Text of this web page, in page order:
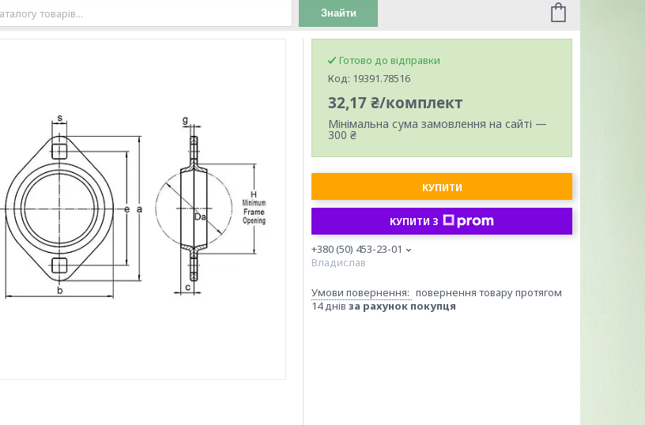
Знайти
Готово до відправки
Код: 19391.78516
32,17 ₴/комплект
Мінімальна сума замовлення на сайті —
300 ₴
КУПИТИ
КУПИТИ З
+380 (50) 453-23-01
Владислав
повернення товару протягом
14 днів за рахунок покупця